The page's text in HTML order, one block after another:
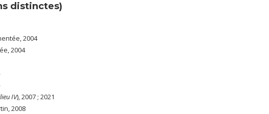
distinctes)
2004
2004
IV), 2007 ; 2021
2008